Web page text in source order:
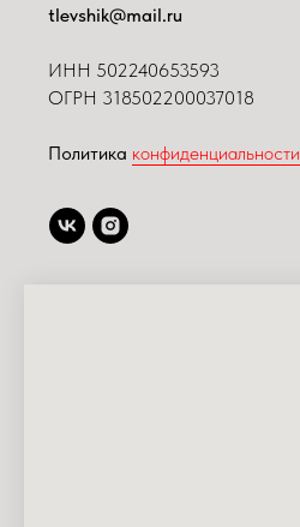
tlevshik@mail.ru
ИНН 502240653593
ОГРН 318502200037018
Политика конфиденциальности